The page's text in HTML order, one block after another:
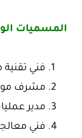
المسميات
فني
مشرف
مدير
فني